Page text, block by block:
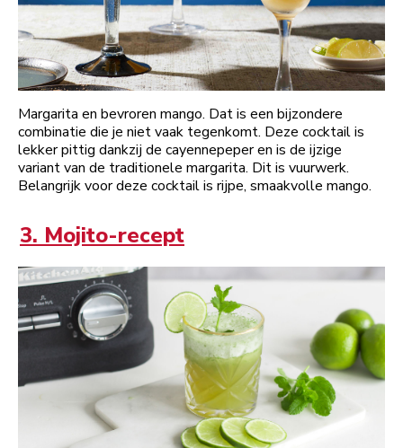
Margarita en bevroren mango. Dat is een bijzondere
combinatie die je niet vaak tegenkomt. Deze cocktail is
lekker pittig dankzij de cayennepeper en is de ijzige
variant van de traditionele margarita. Dit is vuurwerk.
Belangrijk voor deze cocktail is rijpe, smaakvolle mango.
3. Mojito-recept